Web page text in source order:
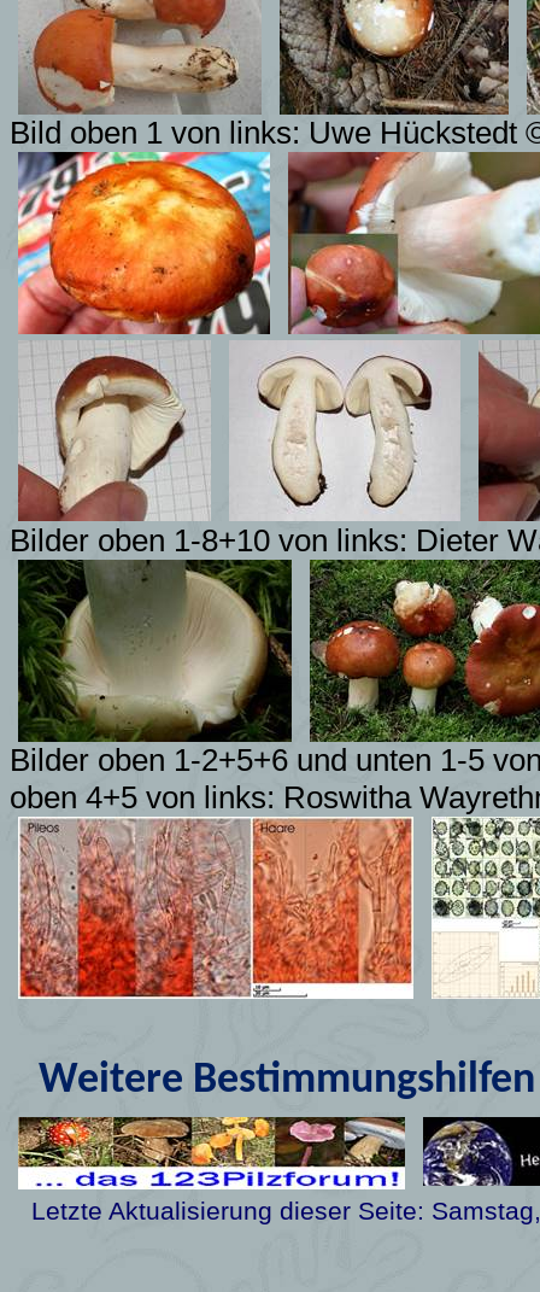
Bild oben 1 von links: Uwe Hückstedt
Bilder oben 1-8+10 von links: Dieter
Bilder oben 1-2+5+6 und unten 1-5
oben 4+5 von links: Roswitha
Weitere
Letzte Aktualisierung dieser Seite: